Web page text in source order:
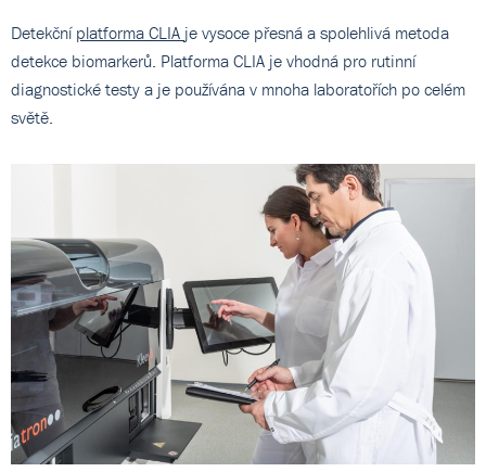
Detekční platforma CLIA je vysoce přesná a spolehlivá metoda
detekce biomarkerů. Platforma CLIA je vhodná pro rutinní
diagnostické testy a je používána v mnoha laboratořích po celém
světě.